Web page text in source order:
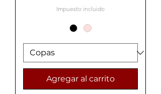
Impuesto incluido
Agregar al carrito